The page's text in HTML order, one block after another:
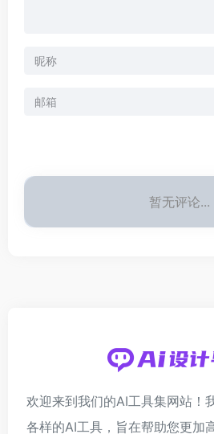
暂无评论...
欢迎来到我们的AI工具集网站！
各样的AI工具，旨在帮助您更加